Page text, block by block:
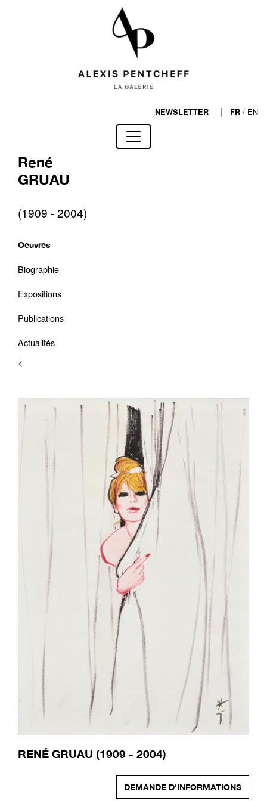
NEWSLETTER | FR / EN
René
GRUAU
(1909 - 2004)
Oeuvres
Biographie
Expositions
Publications
Actualités
<
RENÉ GRUAU (1909 - 2004)
DEMANDE D'INFORMATIONS